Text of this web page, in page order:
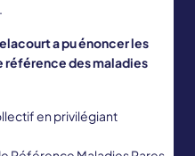
a pu énoncer les
référence des maladies
en privilégiant